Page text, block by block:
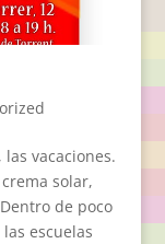
vacaciones.
solar,
de poco
escuelas